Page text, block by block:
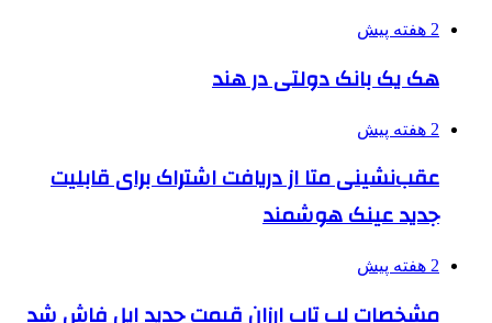
2 هفته پیش
هک یک بانک دولتی در هند
2 هفته پیش
عقب‌نشینی متا از دریافت اشتراک برای قابلیت
جدید عینک هوشمند
2 هفته پیش
مشخصات لپ تاپ ارزان قیمت جدید اپل فاش شد